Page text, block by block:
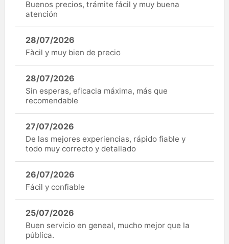
Buenos precios, trámite fácil y muy buena
atención
28/07/2026
Fàcil y muy bien de precio
28/07/2026
Sin esperas, eficacia máxima, más que
recomendable
27/07/2026
De las mejores experiencias, rápido fiable y
todo muy correcto y detallado
26/07/2026
Fácil y confiable
25/07/2026
Buen servicio en geneal, mucho mejor que la
pública.